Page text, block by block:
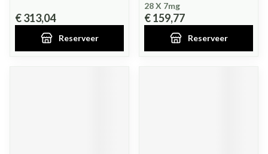
€ 313,04
Reserveer
28 X 7mg
€ 159,77
Reserveer